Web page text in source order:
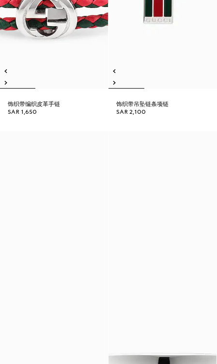
饰织带编织皮革手链
SAR 1,650
饰织带吊坠链条项链
SAR 2,100